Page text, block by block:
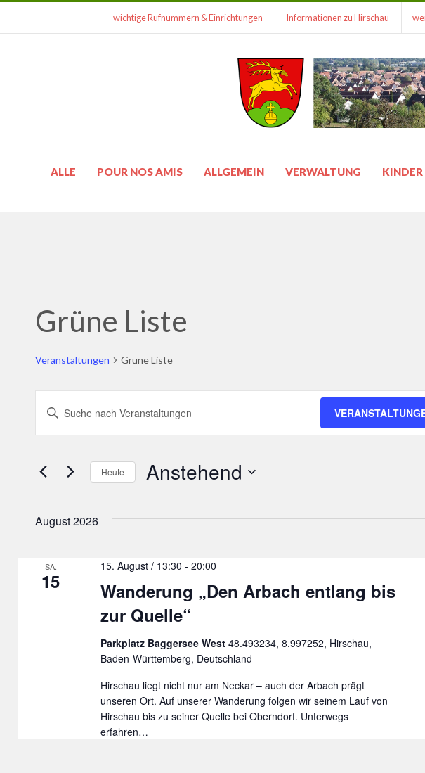
wichtige Rufnummern & Einrichtungen Informationen zu Hirschau
ALLE POUR NOS AMIS ALLGEMEIN VERWALTUNG KINDER
Grüne Liste
Veranstaltungen Grüne Liste
Veranstaltungen
Veranstaltungen
Suche
Ansichten,
Bitte
Schlüsselwort
Suche
Veranstaltungen
Heute Anstehend
wählen.
August 2026
SA.
15
Wanderung „Den Arbach entlang bis
zur Quelle“
15. August / 13:30 -20:00
Parkplatz Baggersee West48.493234, 8.997252, Hirschau,
Baden-Württemberg, Deutschland
Hirschau liegt nicht nur am Neckar – auch der Arbach prägt
unseren Ort. Auf unserer Wanderung folgen wir seinem Lauf von
Hirschau bis zu seiner Quelle bei Oberndorf. Unterwegs
erfahren…